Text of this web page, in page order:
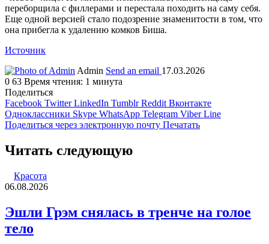
переборщила с филлерами и перестала походить на саму себя.
Еще одной версией стало подозрение знаменитости в том, что
она прибегла к удалению комков Биша.
Источник
Admin Send an email 17.03.2026
0 63 Время чтения: 1 минута
Поделиться
Facebook Twitter LinkedIn Tumblr Reddit Вконтакте
Одноклассники Skype WhatsApp Telegram Viber Line
Поделиться через электронную почту Печатать
Читать следующую
Красота
06.08.2026
Эшли Грэм снялась в тренче на голое
тело